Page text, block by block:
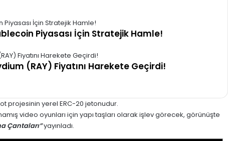
Piyasası İçin Stratejik Hamle!
(RAY) Fiyatını Harekete Geçirdi!
projesinin yerel ERC-20 jetonudur.
video oyunları için yapı taşları olarak işlev görecek, görünüşte
Çantaları”yayınladı.